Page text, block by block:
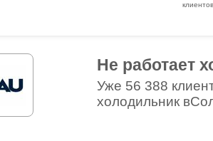
клиентов
Не работает
Уже 56 388
холодильник